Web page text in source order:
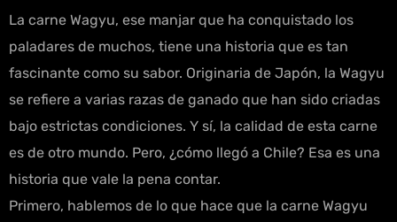
La carne Wagyu, ese manjar que ha conquistado los
paladares de muchos, tiene una historia que es tan
fascinante como su sabor. Originaria de Japón, la Wagyu
se refiere a varias razas de ganado que han sido criadas
bajo estrictas condiciones. Y sí, la calidad de esta carne
es de otro mundo. Pero, ¿cómo llegó a Chile? Esa es una
historia que vale la pena contar.
Primero, hablemos de lo que hace que la carne Wagyu